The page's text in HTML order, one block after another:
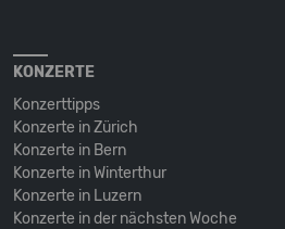
KONZERTE
Konzerttipps
Konzerte in Zürich
Konzerte in Bern
Konzerte in Winterthur
Konzerte in Luzern
Konzerte in der nächsten Woche